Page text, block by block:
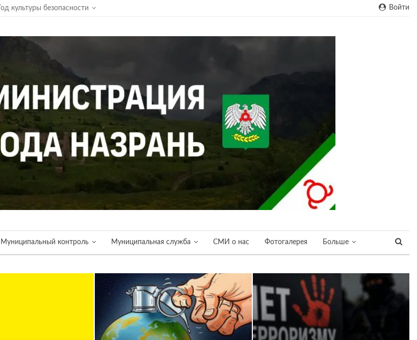
Войти
Год культуры безопасности
Муниципальный контроль Муниципальная служба СМИ о нас Фотогалерея Больше